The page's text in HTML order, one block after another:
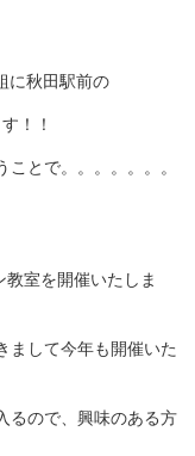
に秋田駅前の
！！
とで。。。。。。。
室を開催いたしま
まして今年も開催いた
るので、興味のある方